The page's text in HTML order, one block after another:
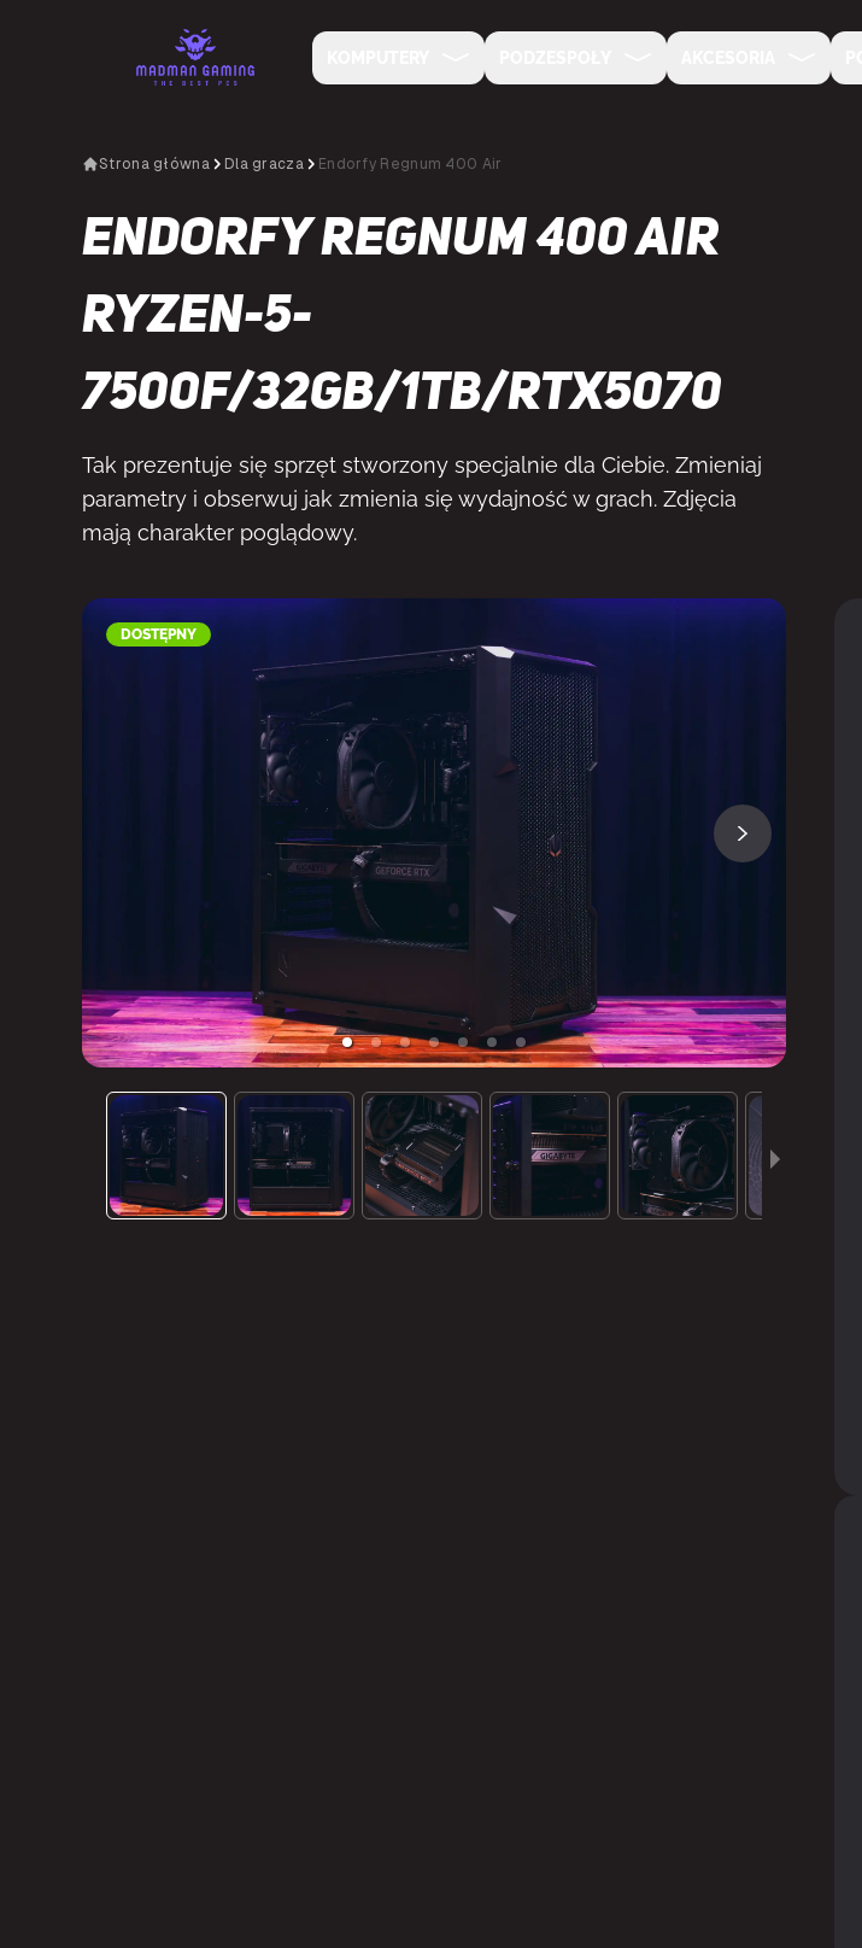
Strona główna Dla gracza Endorfy Regnum 400 Air
Endorfy Regnum 400 Air
Ryzen-5-
7500F/32GB/1TB/RTX5070
Tak prezentuje się sprzęt stworzony specjalnie dla Ciebie. Zmieniaj
parametry i obserwuj jak zmienia się wydajność w grach. Zdjęcia
mają charakter poglądowy.
DOSTĘPNY